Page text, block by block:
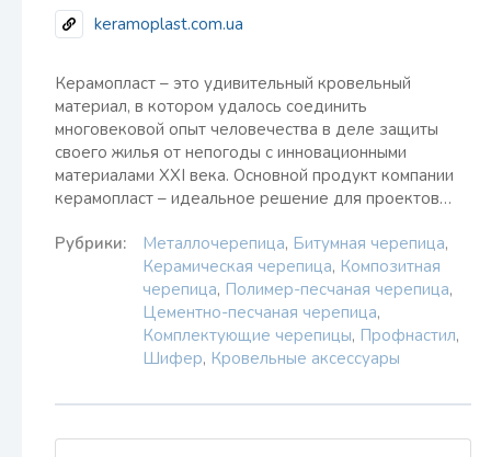
keramoplast.com.ua
Керамопласт – это удивительный кровельный
материал, в котором удалось соединить
многовековой опыт человечества в деле защиты
своего жилья от непогоды с инновационными
материалами ХХI века. Основной продукт компании
керамопласт – идеальное решение для проектов…
Рубрики: Металлочерепица, Битумная черепица,
Керамическая черепица, Композитная
черепица, Полимер-песчаная черепица,
Цементно-песчаная черепица,
Комплектующие черепицы, Профнастил,
Шифер, Кровельные аксессуары